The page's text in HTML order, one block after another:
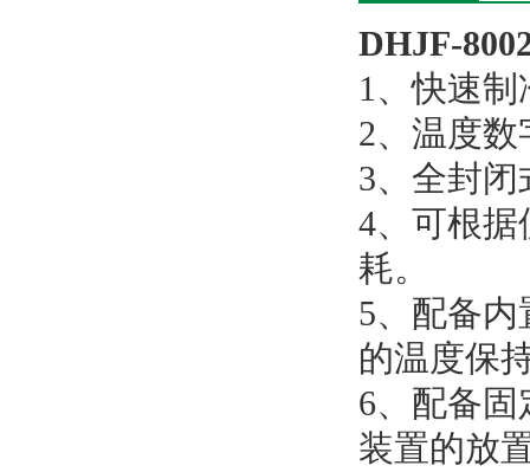
DHJF-
1、快速
2、温度
3、全封
4、可根
耗。
5、配备
的温度保
6、配备
装置的放